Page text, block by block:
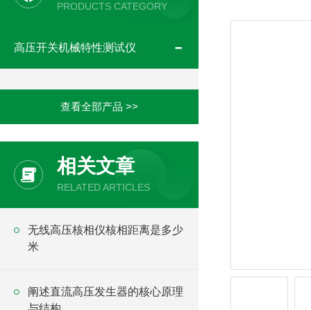
PRODUCTS CATEGORY
高压开关机械特性测试仪
查看全部产品 >>
相关文章
RELATED ARTICLES
无线高压核相仪核相距离是多少
米
阐述直流高压发生器的核心原理